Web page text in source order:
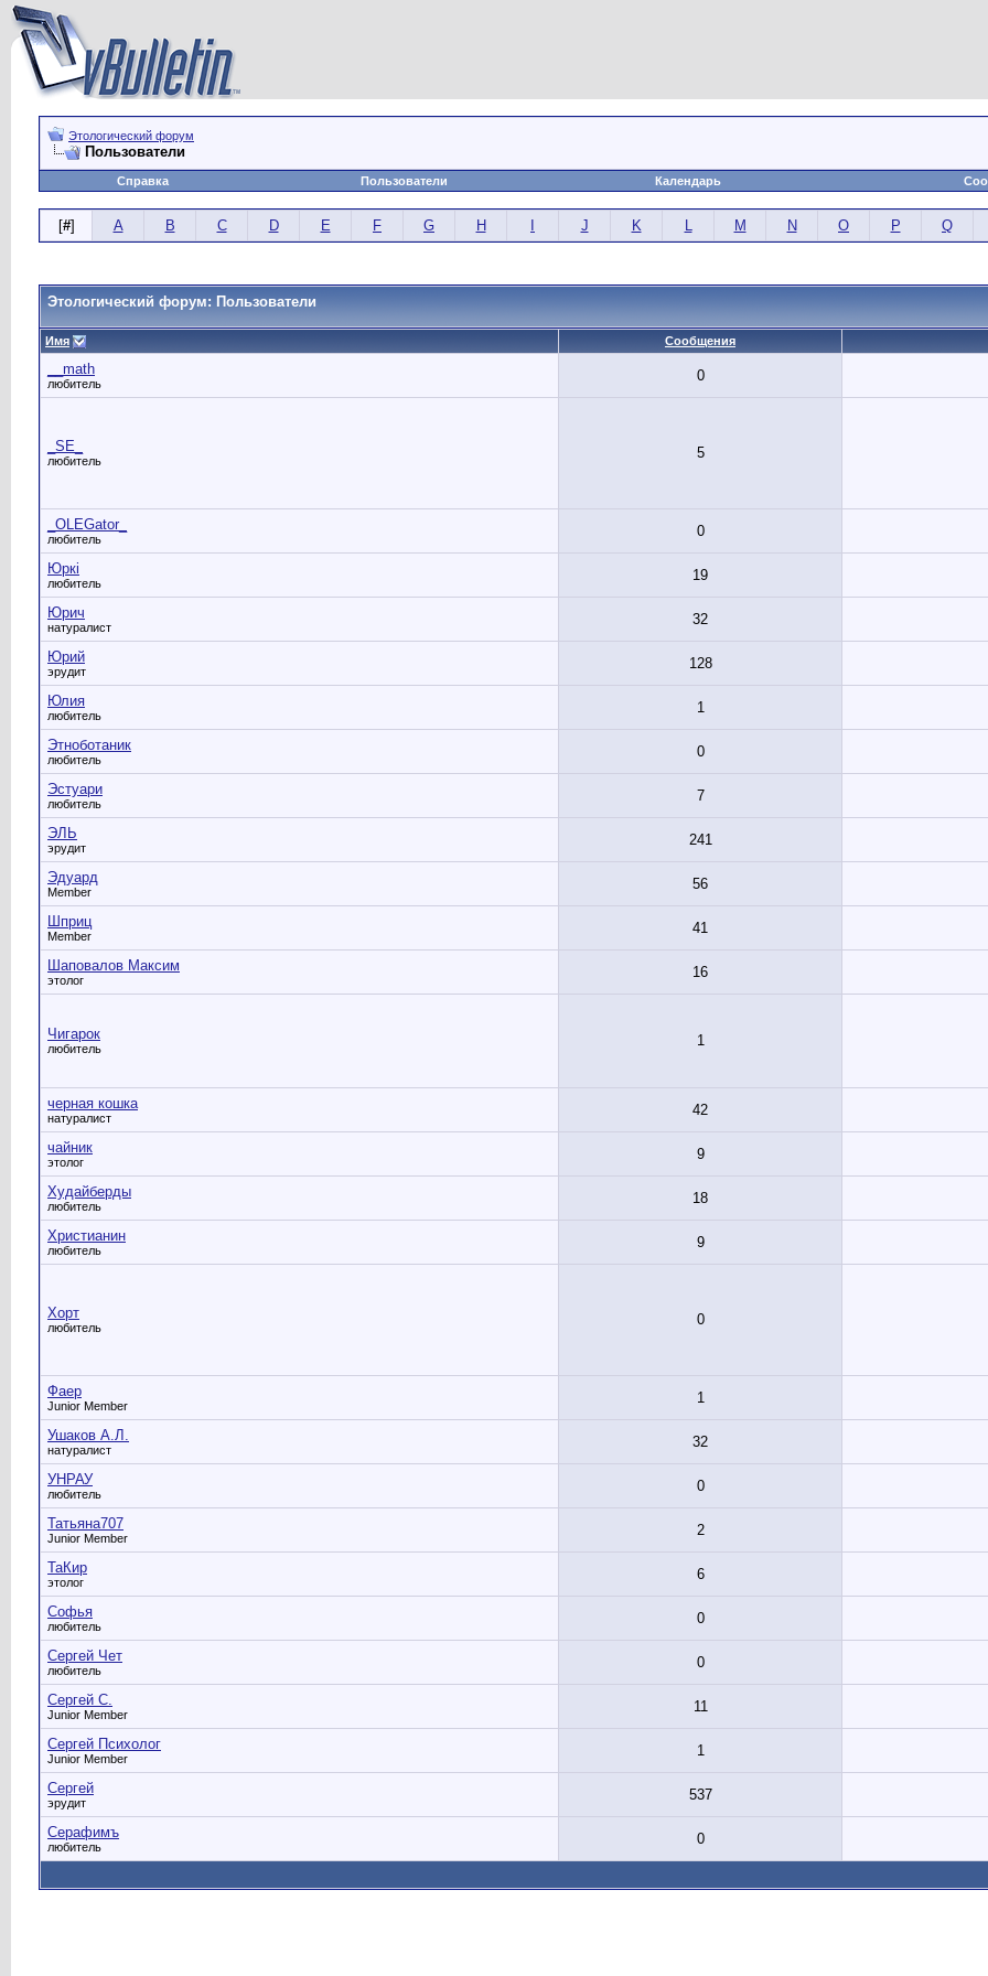
Этологический форум
Пользователи
Справка Пользователи Календарь
[#] A B C D E F G H J K L M N O P Q
Этологический форум: Пользователи
Имя Сообщения
__math
любитель 0
_SE_
любитель 5
_OLEGator_
любитель 0
Юркi
любитель 19
Юрич
натуралист 32
Юрий
эрудит 128
Юлия
любитель 1
Этноботаник
любитель 0
Эстуари
любитель 7
ЭЛЬ
эрудит 241
Эдуард
Member 56
Шприц
Member 41
Шаповалов Максим
этолог 16
Чигарок
любитель 1
черная кошка
натуралист 42
чайник
этолог 9
Худайберды
любитель 18
Христианин
любитель 9
Хорт
любитель 0
Фаер
Junior Member 1
Ушаков А.Л.
натуралист 32
УНРАУ
любитель 0
Татьяна707
Junior Member 2
ТаКир
этолог 6
Софья
любитель 0
Сергей Чет
любитель 0
Сергей С.
Junior Member 11
Сергей Психолог
Junior Member 1
Сергей
эрудит 537
Серафимъ
любитель 0